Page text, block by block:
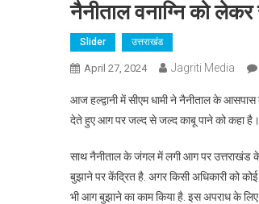
नैनीताल वनाग्नि को लेकर
Slider उत्तराखंड
April 27, 2024 Jagriti Media
आज हल्द्वानी में सीएम धामी ने नैनीताल के
देते हुए आग पर जल्द से जल्द काबू पाने को कहा है।
साथ नैनीताल के जंगल में लगी आग पर उत्तराखंड के
बुझाने पर केंद्रित है. अगर किसी अधिकारी को
भी आग बुझाने का काम किया है. इस अपराध के लिए